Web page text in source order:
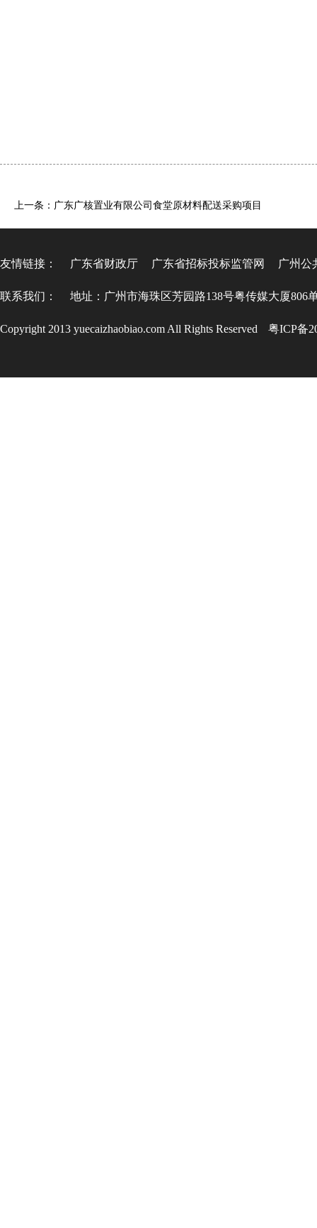
上一条：广东广核置业有限公司食堂原材料配送采购项目
友情链接： 广东省财政厅 广东省招标投标监管网 广州公
联系我们： 地址：广州市海珠区芳园路138号粤传媒大厦806
Copyright 2013 yuecaizhaobiao.com All Rights Reserved 粤ICP备